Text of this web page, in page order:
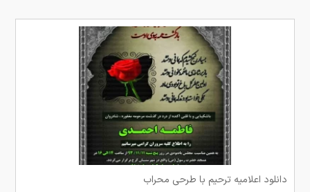
دانلود اعلامیه ترحیم با طرحی محراب